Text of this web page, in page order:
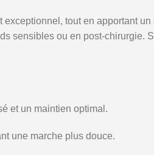
exceptionnel, tout en apportant
sensibles ou en post-chirurgie.
et un maintien optimal.
une marche plus douce.